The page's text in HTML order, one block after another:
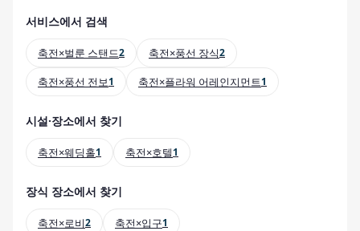
서비스에서 검색
축전×벌룬 스탠드2 축전×풍선 장식2
축전×풍선 전보1 축전×플라워 어레인지먼트1
시설·장소에서 찾기
축전×웨딩홀1 축전×호텔1
장식 장소에서 찾기
축전×로비2 축전×입구1